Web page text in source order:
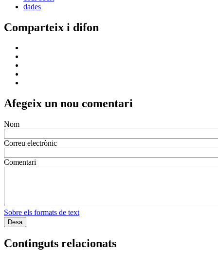
dades
Comparteix i difon
Afegeix un nou comentari
Nom
Correu electrònic
Comentari
Sobre els formats de text
Continguts relacionats